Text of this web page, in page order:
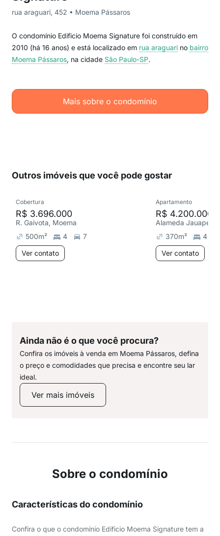
rua araguari, 452 • Moema Pássaros
O condomínio Edificio Moema Signature foi construído em
2010 (há 16 anos) e está localizado em rua araguari no bairro
Moema Pássaros, na cidade São Paulo-SP.
Mais sobre o condomínio
Outros imóveis que você pode gostar
Cobertura
R$ 3.696.000
R. Gaivota, Moema
500m² 4
7
Ver contato
Apartamento
R$ 4.200.000
Alameda Jauaperi,
370m²
4
Ver contato
Ainda não é o que você procura?
Confira os imóveis à venda em Moema Pássaros, defina
o preço e comodidades que precisa e encontre seu lar
ideal.
Ver mais imóveis
Sobre o condomínio
Características do condomínio
Confira o que o condomínio Edificio Moema Signature tem a